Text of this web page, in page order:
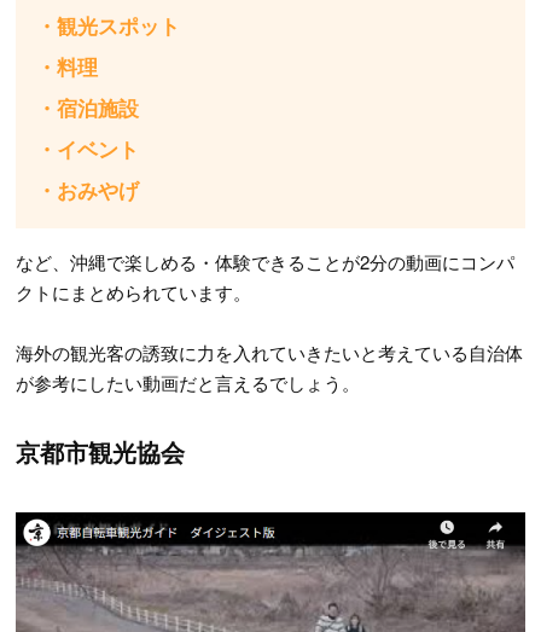
・観光スポット
・料理
・宿泊施設
・イベント
・おみやげ
など、沖縄で楽しめる・体験できることが2分の動画にコンパ
クトにまとめられています。
海外の観光客の誘致に力を入れていきたいと考えている自治体
が参考にしたい動画だと言えるでしょう。
京都市観光協会